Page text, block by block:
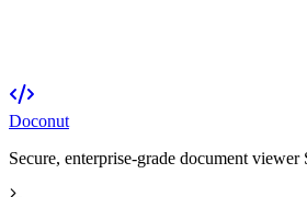
Doconut
Secure, enterprise-grade document